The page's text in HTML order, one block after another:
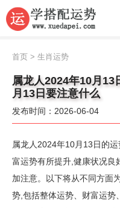
周公解梦
生肖运势
面相
风水
首页 > 生肖运势
属龙人2024年10月13
月13日要注意什么
发布时间：2026-06-04
属龙人2024年10月13日的
富运势有所提升,健康状况良
加注意。以下将从不同方面
势,包括整体运势、财富运势